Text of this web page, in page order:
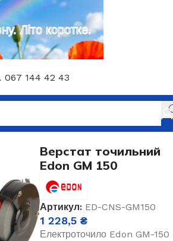
067 144 42 43
Верстат точильний
Edon GM 150
Артикул: ED-CNS-GM150
1 228,5 ₴
Електроточило Edon GM-150
Літо коротке.